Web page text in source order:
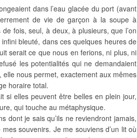
dans l’eau glacée du port (avant
de vie de garçon à la soupe à
de fois, seul, à deux, à plusieurs, que l’on
bleuté, dans ces quelques heures de
serait ce que nous en ferions, ni plus, ni
les potentialités qui ne demandaient
elle nous permet, exactement aux mêmes
horaire total.
si elles peuvent être belles en plein jour,
qui touche au métaphysique.
dont je sais qu’ils ne reviendront jamais,
souvenirs. Je me souviens d’un lit où